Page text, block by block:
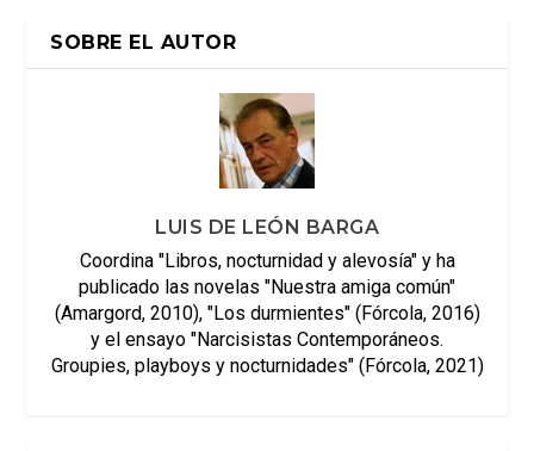
SOBRE EL AUTOR
LUIS DE LEÓN BARGA
Coordina "Libros, nocturnidad y alevosía" y ha
publicado las novelas "Nuestra amiga común"
(Amargord, 2010), "Los durmientes" (Fórcola, 2016)
y el ensayo "Narcisistas Contemporáneos.
Groupies, playboys y nocturnidades" (Fórcola, 2021)